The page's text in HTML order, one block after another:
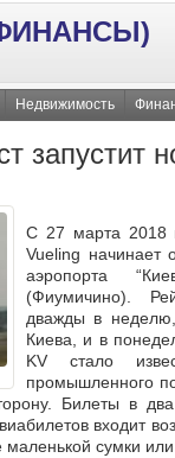
Недвижимость
запустит
С 27 марта 2018
Vueling начинает
аэропорта
(Фиумичино).
дважды в
Киева, и в
KV стало
промышленного
Билеты в
входит
маленькой сумки